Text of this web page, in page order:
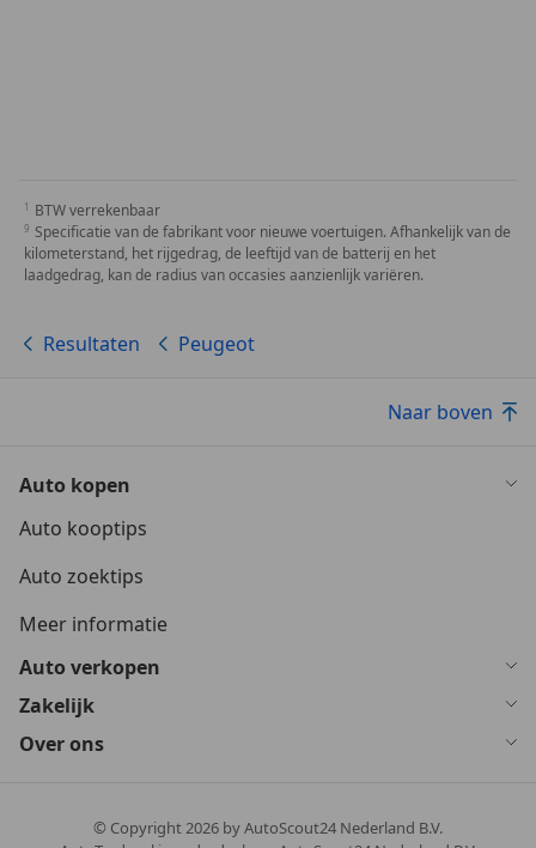
BTW verrekenbaar
Specificatie van de fabrikant voor nieuwe voertuigen. Afhankelijk van de
kilometerstand, het rijgedrag, de leeftijd van de batterij en het
laadgedrag, kan de radius van occasies aanzienlijk variëren.
Resultaten Peugeot
Naar boven
Auto kopen
Auto kooptips
Auto zoektips
Meer informatie
Auto verkopen
Zakelijk
Over ons
© Copyright2026 by AutoScout24 Nederland B.V.